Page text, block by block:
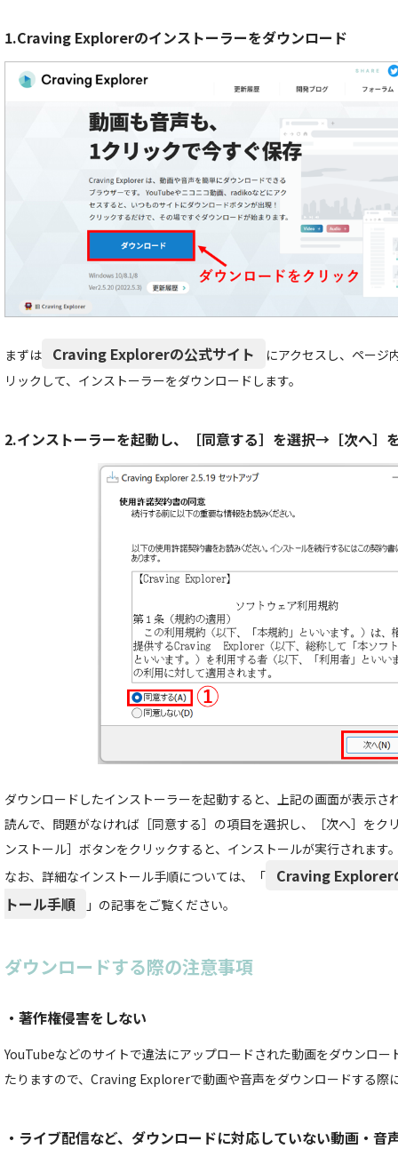
1.Craving Explorerのインストーラーをダウンロード
まずは Craving Explorerの公式サイト
にアクセスし、ページ
リックして、インストーラーをダウンロードします。
2.インストーラーを起動し、［同意する］を選択→［次へ］
ダウンロードしたインストーラーを起動すると、上記の画面が表示さ
読んで、問題がなければ［同意する］の項目を選択し、［次へ］をク
ンストール］ボタンをクリックすると、インストールが実行されます
なお、詳細なインストール手順については、「
Craving Explorer
トール手順
」の記事をご覧ください。
ダウンロードする際の注意事項
・著作権侵害をしない
YouTubeなどのサイトで違法にアップロードされた動画をダウンロ
たりますので、Craving Explorerで動画や音声をダウンロードする際
・ライブ配信など、ダウンロードに対応していない動画・音